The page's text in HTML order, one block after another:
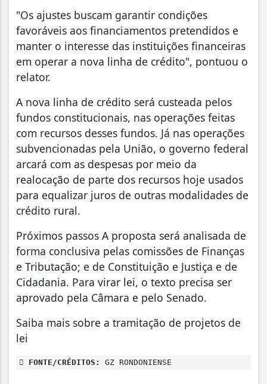
"Os ajustes buscam garantir condições
favoráveis aos financiamentos pretendidos e
manter o interesse das instituições financeiras
em operar a nova linha de crédito", pontuou o
relator.
A nova linha de crédito será custeada pelos
fundos constitucionais, nas operações feitas
com recursos desses fundos. Já nas operações
subvencionadas pela União, o governo federal
arcará com as despesas por meio da
realocação de parte dos recursos hoje usados
para equalizar juros de outras modalidades de
crédito rural.
Próximos passos A proposta será analisada de
forma conclusiva pelas comissões de Finanças
e Tributação; e de Constituição e Justiça e de
Cidadania. Para virar lei, o texto precisa ser
aprovado pela Câmara e pelo Senado.
Saiba mais sobre a tramitação de projetos de
lei
FONTE/CRÉDITOS: GZ RONDONIENSE